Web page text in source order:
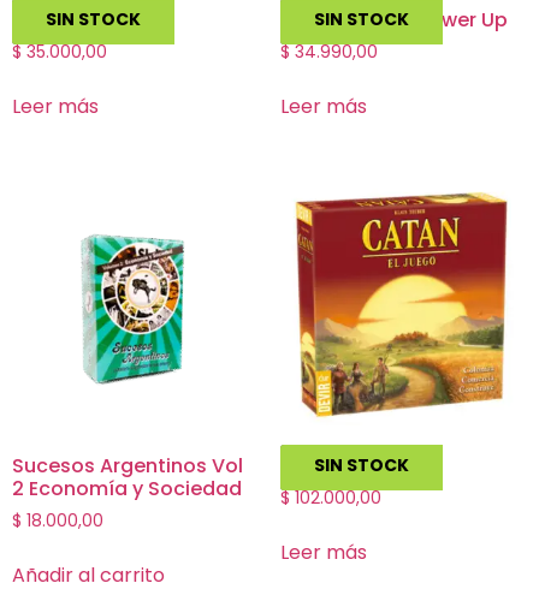
SIN STOCK
Fantasma Blitz
$35.000,00
Leer más
SIN STOCK
King of Tokyo Power Up
$34.990,00
Leer más
Sucesos Argentinos Vol
2 Economía y Sociedad
$ 18.000,00
Añadir al carrito
SIN STOCK
Catan
$ 102.000,00
Leer más